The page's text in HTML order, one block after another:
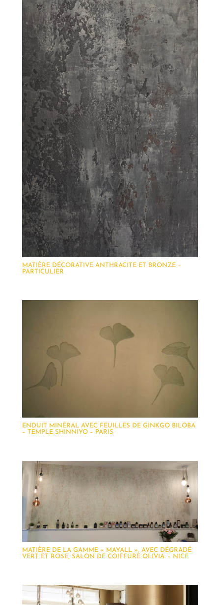
MATIÈRE DÉCORATIVE ANTHRACITE ET BRONZE –
PARTICULIER
ENDUIT MINÉRAL AVEC FEUILLES DE GINKGO BILOBA
– TEMPLE SHINNIYO – PARIS
MATIÈRE DE LA GAMME « MAYALL », AVEC DÉGRADÉ
VERT ET ROSE, SALON DE COIFFURE OLIVIA. – NICE